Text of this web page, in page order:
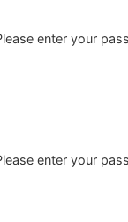
enter your
enter your